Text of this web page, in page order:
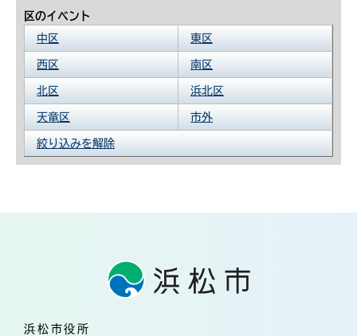
区のイベント
中区
東区
西区 南区
北区 浜北区
天竜区 市外
絞り込みを解除
浜松市役所